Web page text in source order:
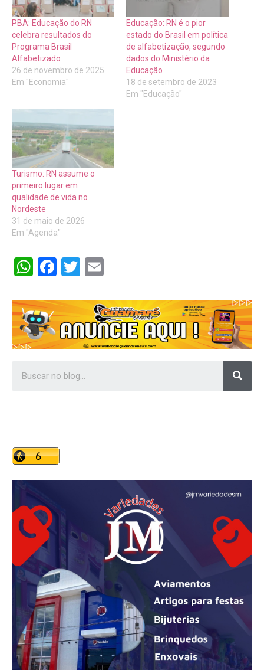
PBA: Educação do RN
celebra resultados do
Programa Brasil
Alfabetizado
26 de novembro de 2025
Em "Economia"
Educação: RN é o pior
estado do Brasil em política
de alfabetização, segundo
dados do Ministério da
Educação
18 de setembro de 2023
Em "Educação"
Turismo: RN assume o
primeiro lugar em
qualidade de vida no
Nordeste
31 de maio de 2026
Em "Agenda"
WhatsApp
Facebook
Twitter